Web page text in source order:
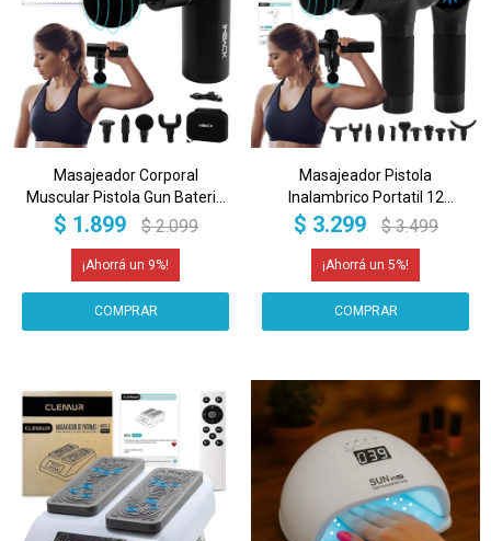
Masajeador Corporal
Muscular Pistola Gun Bateria
Portatil Motor Profesional
$ 1.899 $ 2.099
9
Masajeador Pistola
Inalambrico Portatil 12
Cabezales Corporal Motor
$ 3.299 $ 3.499
5